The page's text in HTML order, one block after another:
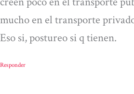
mucho en el transporte
Eso si, postureo si q tienen.
Responder